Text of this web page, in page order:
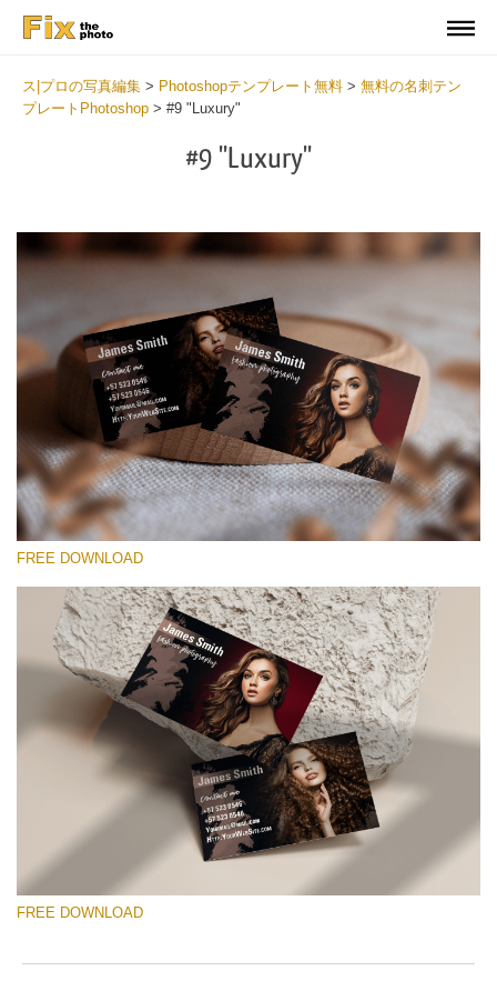
ス|プロの写真編集 > Photoshopテンプレート無料 > 無料の名刺テン
プレートPhotoshop > #9 "Luxury"
#9 "Luxury"
選んでください
Free Template #9
Wedding Photography Templates
無料ダウンロード
FREE DOWNLOAD
FREE DOWNLOAD